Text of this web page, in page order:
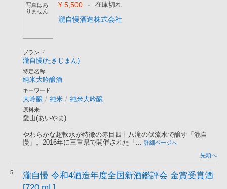
写真はあ
りません
¥ 5,500 - 在庫切れ
瀧自慢酒造株式会社
ブランド
瀧自慢(たきじまん)
特定名称
純米大吟醸酒
キーワード
大吟醸 / 純米 / 純米大吟醸
原料米
愛山(あいやま)
やわらかな超軟水が特徴の赤目四十八滝の伏流水で醸す「瀧自
慢」。2016年に三重県で開催された「... 詳細ページへ
先頭へ
5.
瀧自慢 令和4酒造年度全国新酒鑑評会 金賞受賞酒